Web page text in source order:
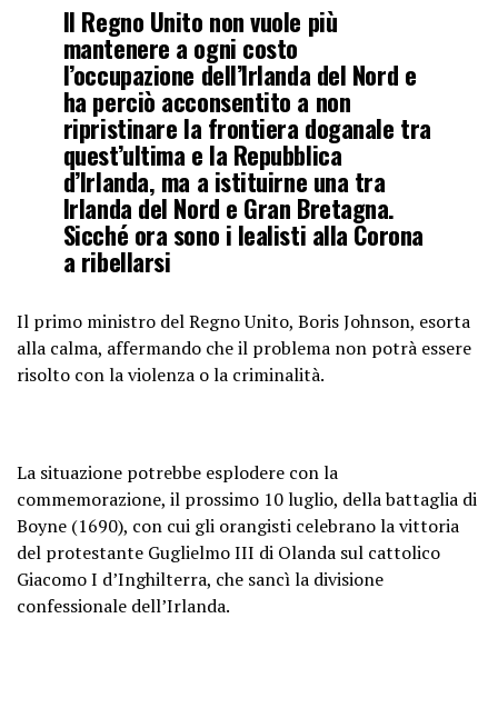
Il Regno Unito non vuole più
mantenere a ogni costo
l’occupazione dell’Irlanda del Nord e
ha perciò acconsentito a non
ripristinare la frontiera doganale tra
quest’ultima e la Repubblica
d’Irlanda, ma a istituirne una tra
Irlanda del Nord e Gran Bretagna.
Sicché ora sono i lealisti alla Corona
a ribellarsi
Il primo ministro del Regno Unito, Boris Johnson, esorta
alla calma, affermando che il problema non potrà essere
risolto con la violenza o la criminalità.
La situazione potrebbe esplodere con la
commemorazione, il prossimo 10 luglio, della battaglia di
Boyne (1690), con cui gli orangisti celebrano la vittoria
del protestante Guglielmo III di Olanda sul cattolico
Giacomo I d’Inghilterra, che sancì la divisione
confessionale dell’Irlanda.